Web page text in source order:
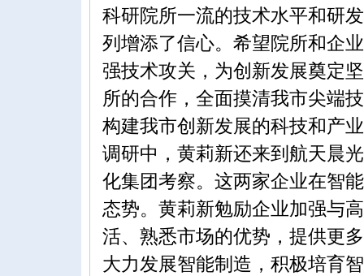
科研院所一流的技术水平和研
列增添了信心。希望院所和企
强技术攻关，为创新发展奠定
所的合作，全面摸清我市尖端
构建我市创新发展的科技和产
调研中，黄莉新还来到航天晨
化集团考察。这两家企业在智
态势。黄莉新勉励企业加强与
活、熟悉市场的优势，提供更
大力发展智能制造，积极培育